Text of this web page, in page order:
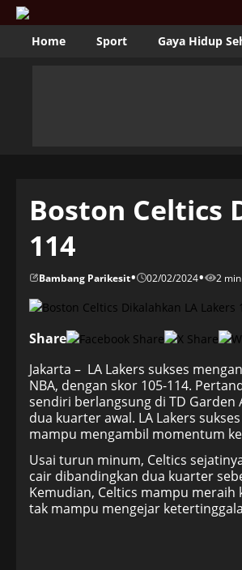
Home Sport Gaya Hidup
Boston Celtics
114
Bambang Parikesit• 02/02/2024• 2
Share
Jakarta – LA Lakers sukses
NBA, dengan skor 105-114.
sendiri berlangsung di TD Garden
dua kuarter awal. LA Lakers
mampu mengambil momentum
Usai turun minum, Celtics
cair dibandingkan dua kuarter
Kemudian, Celtics mampu
tak mampu mengejar